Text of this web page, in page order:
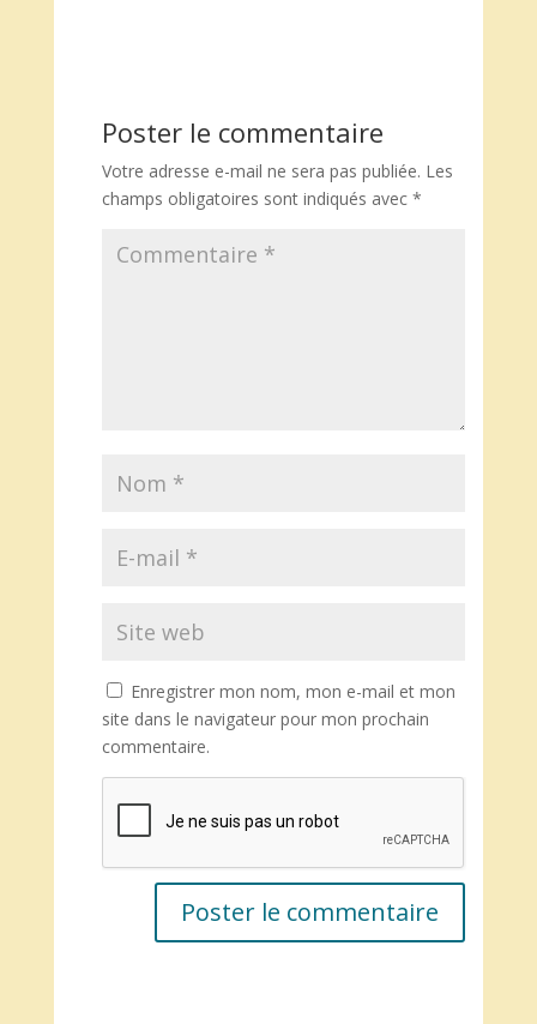
Poster le commentaire
Votre adresse e-mail ne sera pas publiée. Les
champs obligatoires sont indiqués avec *
Enregistrer mon nom, mon e-mail et mon
site dans le navigateur pour mon prochain
commentaire.